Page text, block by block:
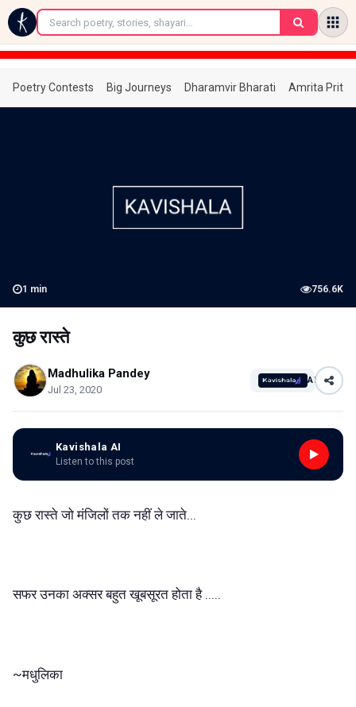
←
Poetry Contests Big Journeys Dharamvir Bharati Amrita
1 min 756.6K
कुछ रास्ते
Madhulika Pandey
Jul 23, 2020
AI
Kavishala AI
Listen to this post
कुछ रास्ते जो मंजिलों तक नहीं ले जाते...
सफर उनका अक्सर बहुत खूबसूरत होता है .....
~मधुलिका